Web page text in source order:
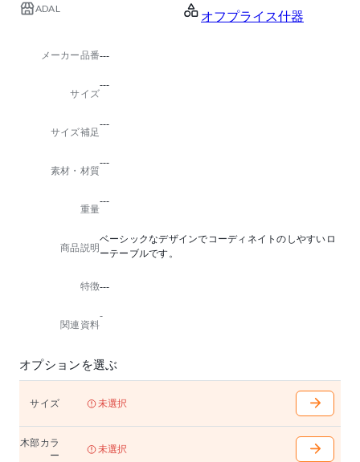
オフプライス什器
ADAL
メーカー品番---
サイズ
---
サイズ補足
---
素材・材質
---
重量
---
商品説明
ベーシックなデザインでコーディネイトのしやすいロ
ーテーブルです。
特徴---
関連資料
-
オプションを選ぶ
サイズ 未選択
木部カラ
ー
未選択